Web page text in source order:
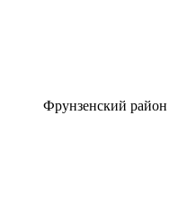
Фрунзенский район